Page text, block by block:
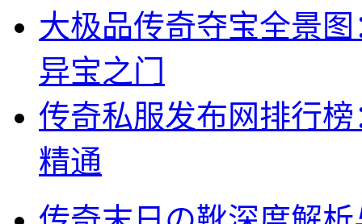
大极品传奇夺宝全景
异宝之门
传奇私服发布网排行
精通